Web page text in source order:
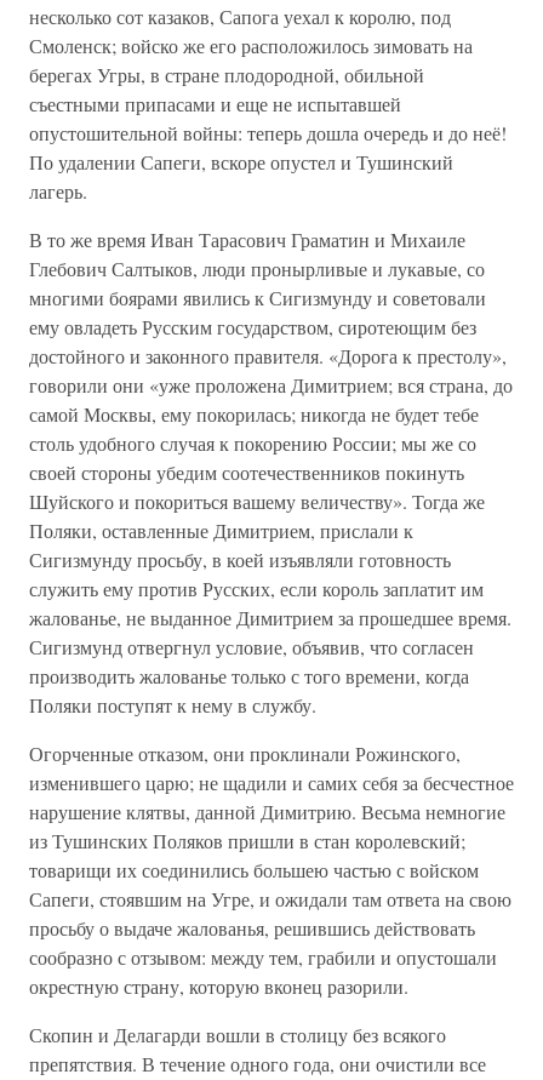
несколько сот казаков, Сапога уехал к королю, под
Смоленск; войско же его расположилось зимовать на
берегах Угры, в стране плодородной, обильной
съестными припасами и еще не испытавшей
опустошительной войны: теперь дошла очередь и до неё!
По удалении Сапеги, вскоре опустел и Тушинский
лагерь.
В то же время Иван Тарасович Граматин и Михаиле
Глебович Салтыков, люди пронырливые и лукавые, со
многими боярами явились к Сигизмунду и советовали
ему овладеть Русским государством, сиротеющим без
достойного и законного правителя. «Дорога к престолу»,
говорили они «уже проложена Димитрием; вся страна, до
самой Москвы, ему покорилась; никогда не будет тебе
столь удобного случая к покорению России; мы же со
своей стороны убедим соотечественников покинуть
Шуйского и покориться вашему величеству». Тогда же
Поляки, оставленные Димитрием, прислали к
Сигизмунду просьбу, в коей изъявляли готовность
служить ему против Русских, если король заплатит им
жалованье, не выданное Димитрием за прошедшее время.
Сигизмунд отвергнул условие, объявив, что согласен
производить жалованье только с того времени, когда
Поляки поступят к нему в службу.
Огорченные отказом, они проклинали Рожинского,
изменившего царю; не щадили и самих себя за бесчестное
нарушение клятвы, данной Димитрию. Весьма немногие
из Тушинских Поляков пришли в стан королевский;
товарищи их соединились большею частью с войском
Сапеги, стоявшим на Угре, и ожидали там ответа на свою
просьбу о выдаче жалованья, решившись действовать
сообразно с отзывом: между тем, грабили и опустошали
окрестную страну, которую вконец разорили.
Скопин и Делагарди вошли в столицу без всякого
препятствия. В течение одного года, они очистили все